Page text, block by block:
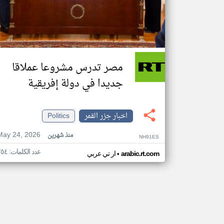
مصر تدرس مشروعا عملاقا
جديدا في دولة إفريقية
اخبار جزر القمر
Politics
24, 2026
منذ شهرين NH91ES
ار تي عربي• arabic.rt.com عدد الكلمات: ٢٥٤